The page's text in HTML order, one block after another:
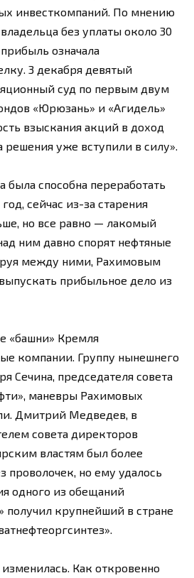
инвесткомпаний. По мнению
без уплаты около 30
означала
3 декабря девятый
суд по первым двум
«Юрюзань» и «Агидель»
взыскания акций в доход
решения уже вступили в силу».
была способна переработать
сейчас из-за старения
но все равно — лакомый
ним давно спорят нефтяные
между ними, Рахимовым
прибыльное дело из
«башни» Кремля
компании. Группу нынешнего
Сечина, председателя совета
маневры Рахимовых
Дмитрий Медведев, в
совета директоров
властям был более
проволочек, но ему удалось
одного из обещаний
получил крупнейший в стране
Как откровенно